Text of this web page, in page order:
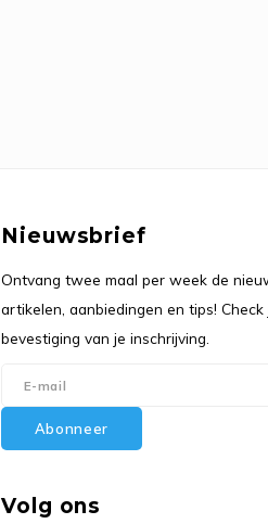
Nieuwsbrief
Ontvang twee maal per week de
artikelen, aanbiedingen en tips!
bevestiging van je inschrijving.
Abonneer
Volg ons